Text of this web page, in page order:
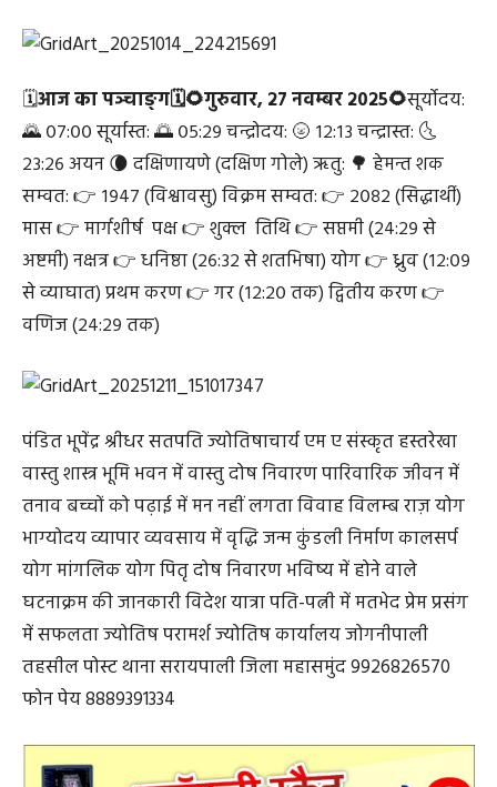
🗓आज का पञ्चाङ्ग🗓🌻गुरुवार, २७ नवम्बर २०२५🌻सूर्योदय:
🌄 ०७:०० सूर्यास्त: 🌅 ०५:२९ चन्द्रोदय: 🌝 १२:१३ चन्द्रास्त: 🌜
२३:२६ अयन 🌘 दक्षिणायणे (दक्षिण गोले) ऋतु: 🌳 हेमन्त शक
सम्वत: 👉 १९४७ (विश्वावसु) विक्रम सम्वत: 👉 २०८२ (सिद्धार्थी)
मास 👉 मार्गशीर्ष पक्ष 👉 शुक्ल तिथि 👉 सप्तमी (२४:२९ से
अष्टमी) नक्षत्र 👉 धनिष्ठा (२६:३२ से शतभिषा) योग 👉 ध्रुव (१२:०९
से व्याघात) प्रथम करण 👉 गर (१२:२० तक) द्वितीय करण 👉
वणिज (२४:२९ तक)